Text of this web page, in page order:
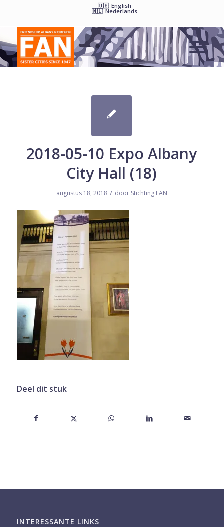
English
Nederlands
2018-05-10 Expo Albany
City Hall (18)
augustus 18, 2018 / door Stichting FAN
Deel dit stuk
INTERESSANTE LINKS